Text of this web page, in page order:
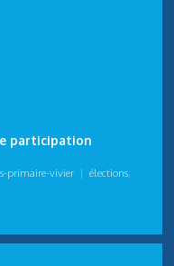
participation
primaire-vivier | élections,